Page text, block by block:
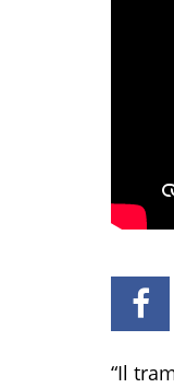
“Il